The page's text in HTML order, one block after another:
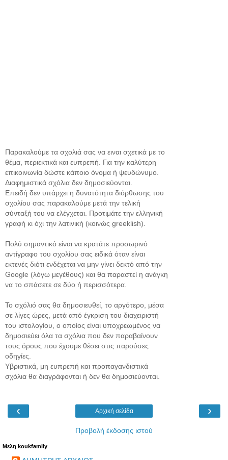
Παρακαλούμε τα σχολιά σας να ειναι σχετικά με το
θέμα, περιεκτικά και ευπρεπή. Για την καλύτερη
επικοινωνία δώστε κάποιο όνομα ή ψευδώνυμο.
Διαφημιστικά σχόλια δεν δημοσιεύονται.
Επειδή δεν υπάρχει η δυνατότητα διόρθωσης του
σχολίου σας παρακαλούμε μετά την τελική
σύνταξή του να ελέγχεται. Προτιμάτε την ελληνική
γραφή κι όχι την λατινική (κοινώς greeklish).
Πολύ σημαντικό είναι να κρατάτε προσωρινό
αντίγραφο του σχολίου σας ειδικά όταν είναι
εκτενές διότι ενδέχεται να μην γίνει δεκτό από την
Google (λόγω μεγέθους) και θα παραστεί η ανάγκη
να το σπάσετε σε δύο ή περισσότερα.
Το σχόλιό σας θα δημοσιευθεί, το αργότερο, μέσα
σε λίγες ώρες, μετά από έγκριση του διαχειριστή
του ιστολογίου, ο οποίος είναι υποχρεωμένος να
δημοσιεύει όλα τα σχόλια που δεν παραβαίνουν
τους όρους που έχουμε θέσει στις παρούσες
οδηγίες.
Υβριστικά, μη ευπρεπή και προπαγανδιστικά
σχόλια θα διαγράφονται ή δεν θα δημοσιεύονται.
‹ ›
Αρχική σελίδα
Προβολή έκδοσης ιστού
Μελη koukfamily